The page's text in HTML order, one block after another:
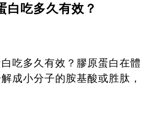
白吃多久有效？
吃多久有效？膠原蛋白在
成小分子的胺基酸或胜肽